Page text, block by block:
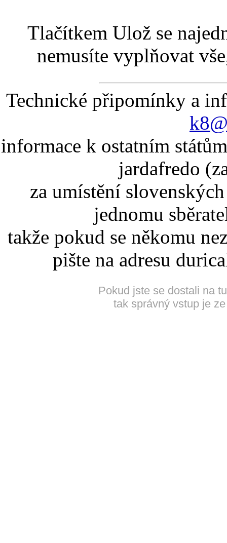
Tlačítkem Ulož se
nemusíte vyplňovat
Technické připomínky a
informace k ostatním
jardafredo
za umístění
jednomu
takže pokud se někomu
pište na adresu
Pokud jste se dostali na
tak správný vstup je